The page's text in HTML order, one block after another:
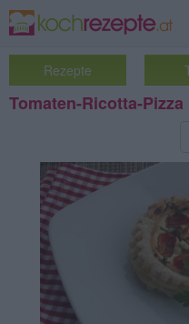
Rezepte
Tomaten-Ricotta-Pizza